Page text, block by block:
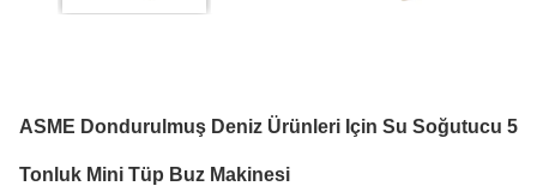
ASME Dondurulmuş Deniz Ürünleri Için Su Soğutucu 5
Tonluk Mini Tüp Buz Makinesi